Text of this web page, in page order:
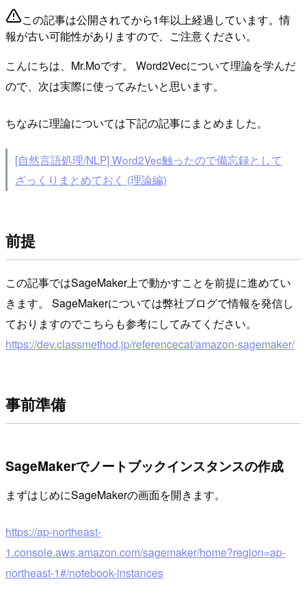
この記事は公開されてから1年以上経過しています。情
報が古い可能性がありますので、ご注意ください。
こんにちは、Mr.Moです。 Word2Vecについて理論を学んだ
ので、次は実際に使ってみたいと思います。
ちなみに理論については下記の記事にまとめました。
[自然言語処理/NLP] Word2Vec触ったので備忘録として
ざっくりまとめておく (理論編)
前提
この記事ではSageMaker上で動かすことを前提に進めてい
きます。 SageMakerについては弊社ブログで情報を発信し
ておりますのでこちらも参考にしてみてください。
https://dev.classmethod.jp/referencecat/amazon-sagemaker/
事前準備
SageMakerでノートブックインスタンスの作成
まずはじめにSageMakerの画面を開きます。
https://ap-northeast-
1.console.aws.amazon.com/sagemaker/home?region=ap-
northeast-1#/notebook-instances